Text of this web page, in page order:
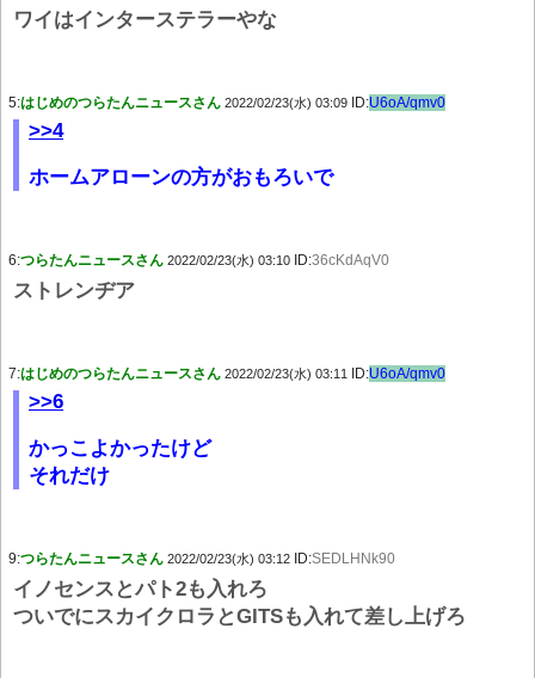
ワイはインターステラーやな
5:はじめのつらたんニュースさん 2022/02/23(水) 03:09 ID:U6oA/qmv0
>>4
ホームアローンの方がおもろいで
6:つらたんニュースさん 2022/02/23(水) 03:10 ID:36cKdAqV0
ストレンヂア
7:はじめのつらたんニュースさん 2022/02/23(水) 03:11 ID:U6oA/qmv0
>>6
かっこよかったけど
それだけ
9:つらたんニュースさん 2022/02/23(水) 03:12 ID:SEDLHNk90
イノセンスとパト2も入れろ
ついでにスカイクロラとGITSも入れて差し上げろ